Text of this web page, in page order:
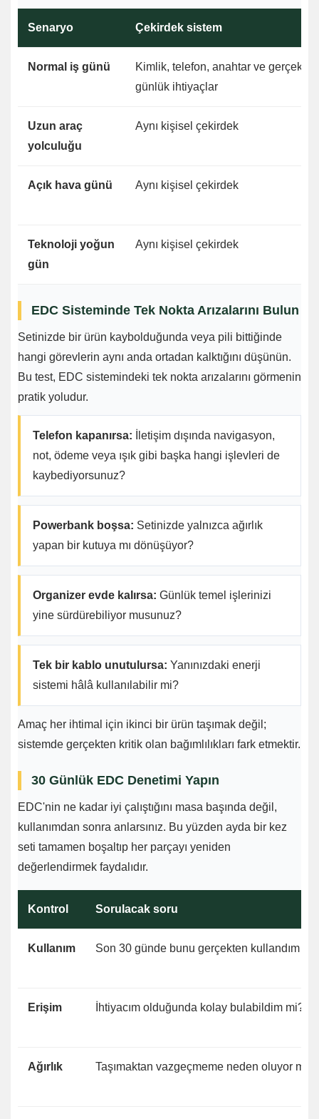
Senaryo Çekirdek sistem
Normal iş günü
Kimlik, telefon, anahtar ve gerçek
günlük ihtiyaçlar
Uzun araç
yolculuğu
Aynı kişisel çekirdek
Açık hava günü Aynı kişisel çekirdek
Teknoloji yoğun
gün
Aynı kişisel çekirdek
EDC Sisteminde Tek Nokta Arızalarını Bulun
Setinizde bir ürün kaybolduğunda veya pili bittiğinde
hangi görevlerin aynı anda ortadan kalktığını düşünün.
Bu test, EDC sistemindeki tek nokta arızalarını görmenin
pratik yoludur.
Telefon kapanırsa: İletişim dışında navigasyon,
not, ödeme veya ışık gibi başka hangi işlevleri de
kaybediyorsunuz?
Powerbank boşsa: Setinizde yalnızca ağırlık
yapan bir kutuya mı dönüşüyor?
Organizer evde kalırsa: Günlük temel işlerinizi
yine sürdürebiliyor musunuz?
Tek bir kablo unutulursa: Yanınızdaki enerji
sistemi hâlâ kullanılabilir mi?
Amaç her ihtimal için ikinci bir ürün taşımak değil;
sistemde gerçekten kritik olan bağımlılıkları fark etmektir.
30 Günlük EDC Denetimi Yapın
EDC'nin ne kadar iyi çalıştığını masa başında değil,
kullanımdan sonra anlarsınız. Bu yüzden ayda bir kez
seti tamamen boşaltıp her parçayı yeniden
değerlendirmek faydalıdır.
Kontrol Sorulacak soru
Kullanım Son 30 günde bunu gerçekten kullandım
Erişim İhtiyacım olduğunda kolay bulabildim mi?
Ağırlık Taşımaktan vazgeçmeme neden oluyor mu?